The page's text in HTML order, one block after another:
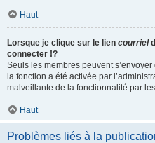
Haut
Lorsque je clique sur le lien courriel
connecter !?
Seuls les membres peuvent
la fonction a été activée par
malveillante de la fonctionnalité par
Haut
Problèmes liés à la